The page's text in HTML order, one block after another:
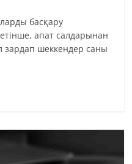
басқару
апат салдарынан
зардап шеккендер саны